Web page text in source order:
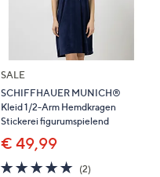
SALE
SCHIFFHAUER MUNICH®
Kleid 1/2-Arm Hemdkragen
Stickerei figurumspielend
€ 49,99
5.0
(2)2